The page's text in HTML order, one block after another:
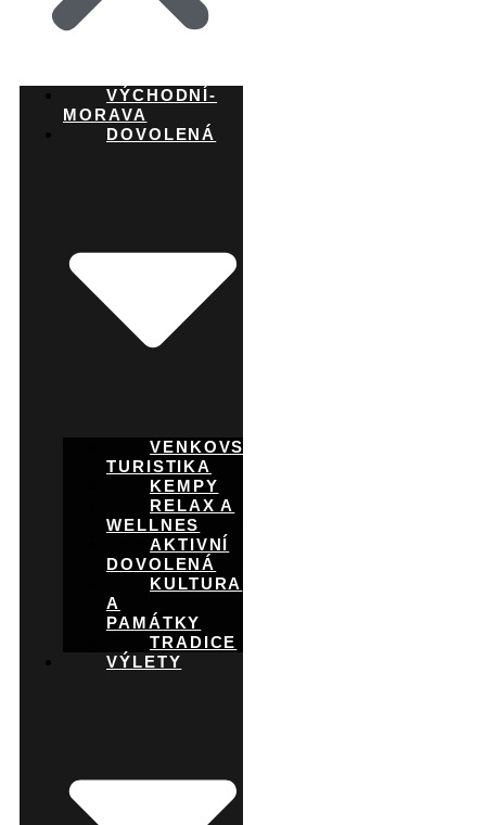
VÝCHODNÍ-
MORAVA
DOVOLENÁ
VENKOVSKÁ
TURISTIKA
KEMPY
RELAX A
WELLNES
AKTIVNÍ
DOVOLENÁ
KULTURA
A
PAMÁTKY
TRADICE
VÝLETY